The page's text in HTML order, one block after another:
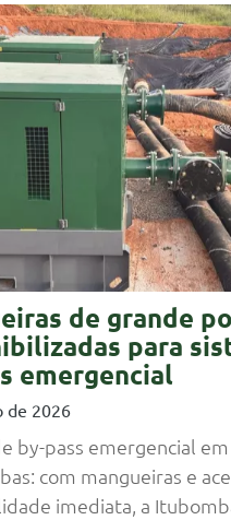
de grande
para
emergencial
de 2026
by-pass emergencial em
com mangueiras e
imediata, a